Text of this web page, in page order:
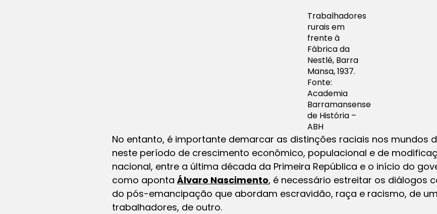
Trabalhadores
rurais em
frente à
Fábrica da
Nestlé, Barra
Mansa, 1937.
Fonte:
Academia
Barramansense
de História –
ABH
No entanto, é importante demarcar as distinções raciais nos mundos
neste período de crescimento econômico, populacional e de
nacional, entre a última década da Primeira República e o início do
como aponta Álvaro Nascimento, é necessário estreitar os diálogos
do pós-emancipação que abordam escravidão, raça e racismo, de
trabalhadores, de outro.